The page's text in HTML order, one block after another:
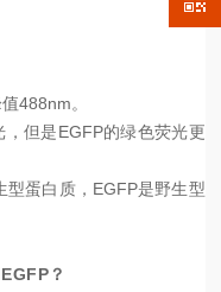
488nm。
但是EGFP的绿色荧光更
型蛋白质，EGFP是野生型
？